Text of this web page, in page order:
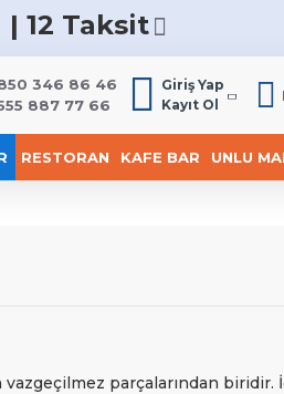
| 12 Taksit
346 86 46
887 77 66
Giriş Yap
Kayıt Ol
RESTORAN KAFE BAR UNLU
parçalarından biridir.